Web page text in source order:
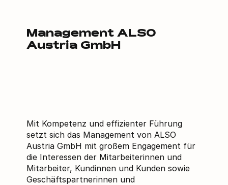
ManagementALSO
Austria GmbH
Mit Kompetenz und effizienter Führung
setzt sich das Management vonALSO
Austria GmbH mit großem Engagement für
die Interessen der Mitarbeiterinnen und
Mitarbeiter, Kundinnen und Kunden sowie
Geschäftspartnerinnen und